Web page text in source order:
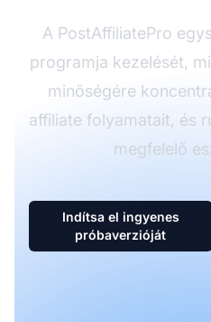
A PostAffiliatePro
programja kezelését,
minőségére
affiliate folyamatait, és
megfelelő
Indítsa el ingyenes
próbaverzióját